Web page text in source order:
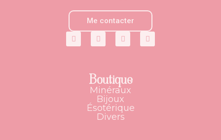
Me contacter
Boutique
Minéraux
Bijoux
Ésotérique
Divers